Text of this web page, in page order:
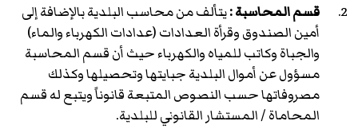
قسم المحاسبة :يتألف من محاسب البلدية بالإضافة إلى
أمين الصندوق وقرأة العدادات (عدادات الكهرباء والماء)
والجباة وكاتب للمياه والكهرباء حيث أن قسم المحاسبة
مسؤول عن أموال البلدية جبايتها وتحصيلها وكذلك
مصروفاتها حسب النصوص المتبعة قانوناً ويتبع له قسم
المحاماة / المستشار القانوني للبلدية.